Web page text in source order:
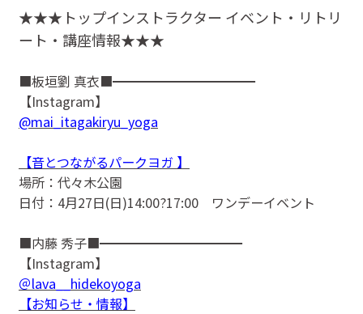
★★★トップインストラクター イベント・リトリ
ート・講座情報★★★
■板垣劉 真衣■━━━━━━━━━━━
【Instagram】
@mai_itagakiryu_yoga
【音とつながるパークヨガ 】
場所：代々木公園
日付：4月27日(日)14:00?17:00 ワンデーイベント
■内藤 秀子■━━━━━━━━━━━
【Instagram】
＠lava__hidekoyoga
【お知らせ・情報】